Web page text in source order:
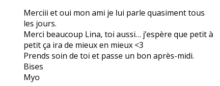
Merciii et oui mon ami je lui parle quasiment tous
les jours.
Merci beaucoup Lina, toi aussi… j’espère que petit à
petit ça ira de mieux en mieux <3
Prends soin de toi et passe un bon après-midi.
Bises
Myo